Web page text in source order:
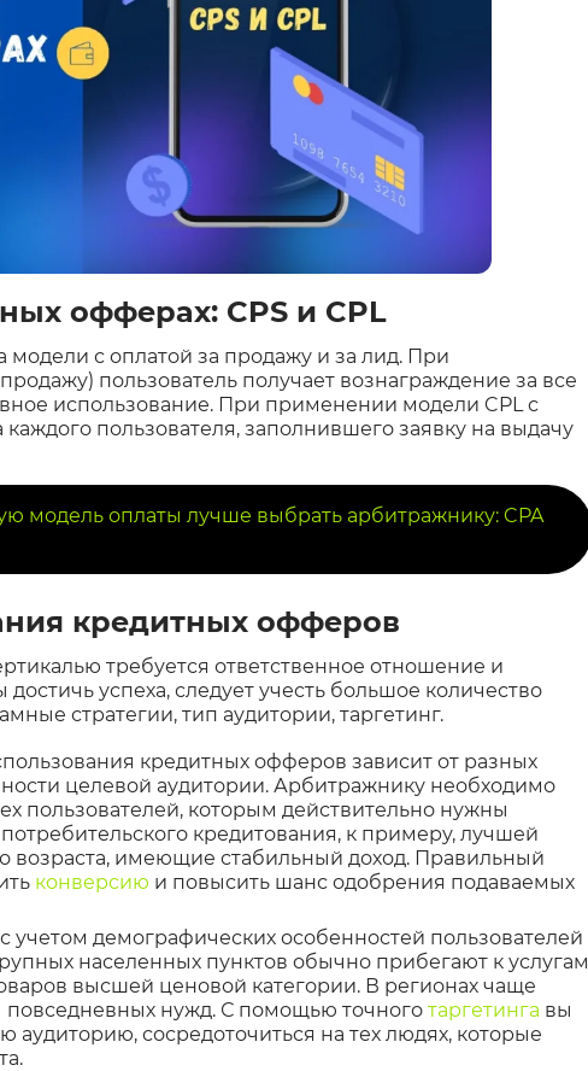
офферах: CPS и CPL
с оплатой за продажу и за лид. При
пользователь получает вознаграждение за все
использование. При применении модели CPL с
пользователя, заполнившего заявку на выдачу
модель оплаты лучше выбрать арбитражнику: CPA
кредитных офферов
требуется ответственное отношение и
успеха, следует учесть большое количество
стратегии, тип аудитории, таргетинг.
кредитных офферов зависит от разных
целевой аудитории. Арбитражнику необходимо
пользователей, которым действительно нужны
кредитования, к примеру, лучшей
возраста, имеющие стабильный доход. Правильный
конверсию и повысить шанс одобрения подаваемых
учетом демографических особенностей пользователей
населенных пунктов обычно прибегают к услугам
высшей ценовой категории. В регионах чаще
нужд. С помощью точного таргетинга вы
сосредоточиться на тех людях, которые